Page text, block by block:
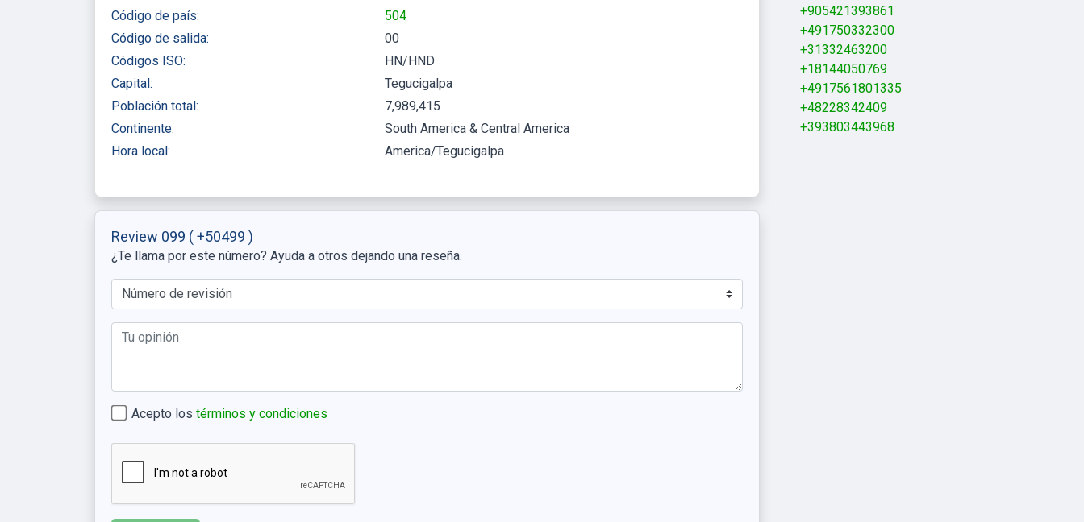
Código de país:
504
Código de salida:
00
Códigos ISO:
HN/HND
Capital:
Tegucigalpa
Población total:
7,989,415
Continente:
South America & Central America
Hora local:
America/Tegucigalpa
Review 099 ( +50499 )
¿Te llama por este número? Ayuda a otros dejando una reseña.
Acepto los términos y condiciones
+905421393861
+491750332300
+31332463200
+18144050769
+4917561801335
+48228342409
+393803443968